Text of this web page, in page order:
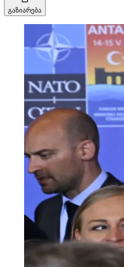
გაზიარება